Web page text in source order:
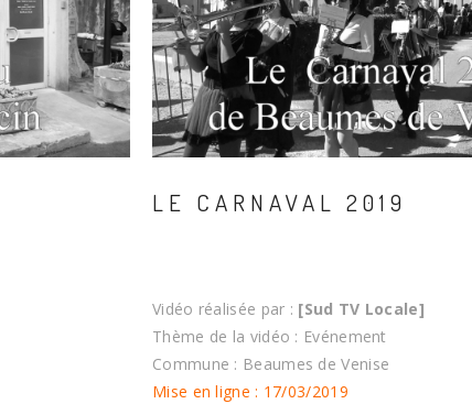
LE CARNAVAL 2019
Vidéo réalisée par : [Sud TV Locale]
Thème de la vidéo : Evénement
Commune : Beaumes de Venise
Mise en ligne : 17/03/2019